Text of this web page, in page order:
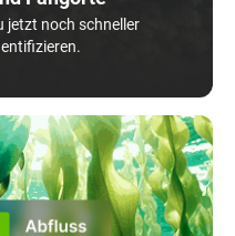
jetzt noch schneller